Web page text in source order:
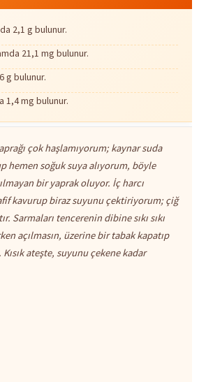
2,1 g bulunur.
21,1 mg bulunur.
g bulunur.
1,4 mg bulunur.
çok haşlamıyorum; kaynar suda
hemen soğuk suya alıyorum, böyle
bir yaprak oluyor. İç harcı
kavurup biraz suyunu çektiriyorum; çiğ
Sarmaları tencerenin dibine sıkı sıkı
açılmasın, üzerine bir tabak kapatıp
Kısık ateşte, suyunu çekene kadar